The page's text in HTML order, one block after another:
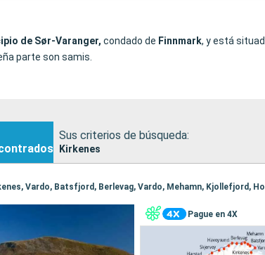
de Sør-Varanger, condado de Finnmark, y está
parte son samis.
Sus criterios de búsqueda:
Kirkenes
Pague en 4X